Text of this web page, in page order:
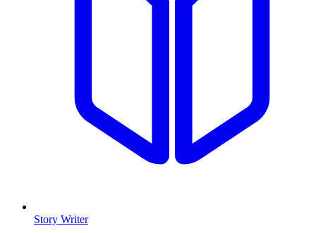
Story Writer